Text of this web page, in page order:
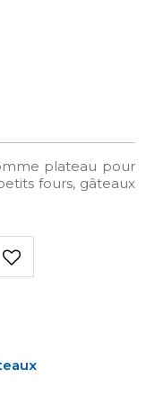
plateau pour
fours, gâteaux